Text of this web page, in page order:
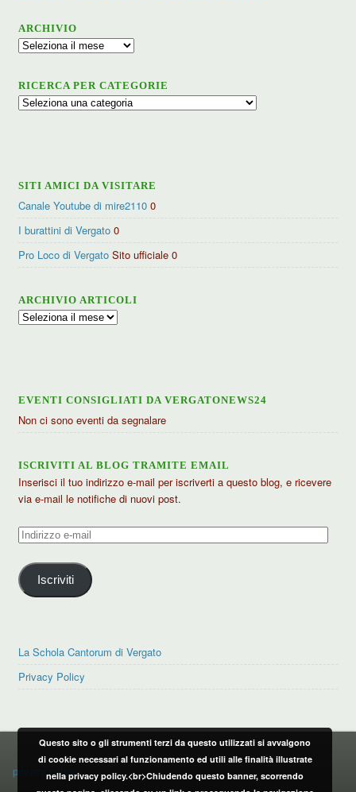
ARCHIVIO
Archivio
RICERCA PER CATEGORIE
Ricerca
SITI AMICI DA VISITARE
Canale Youtube di mire2110 0
I burattini di Vergato 0
Pro Loco di Vergato Sito ufficiale 0
ARCHIVIO ARTICOLI
Archivio
EVENTI CONSIGLIATI DA VERGATONEWS24
Non ci sono eventi da segnalare
ISCRIVITI AL BLOG TRAMITE EMAIL
Inserisci il tuo indirizzo e-mail per iscriverti a questo blog, e ricevere
via e-mail le notifiche di nuovi post.
Indirizzo
mail
Iscriviti
La Schola Cantorum di Vergato
Privacy Policy
PRIVACY POLICY
privacy policy
Questo sito o gli strumenti terzi da questo utilizzati si avvalgono
di cookie necessari al funzionamento ed utili alle finalità illustrate
nella privacy policy.<br>Chiudendo questo banner, scorrendo